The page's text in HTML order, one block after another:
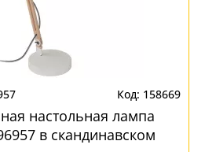
158669
настольная лампа
в скандинавском